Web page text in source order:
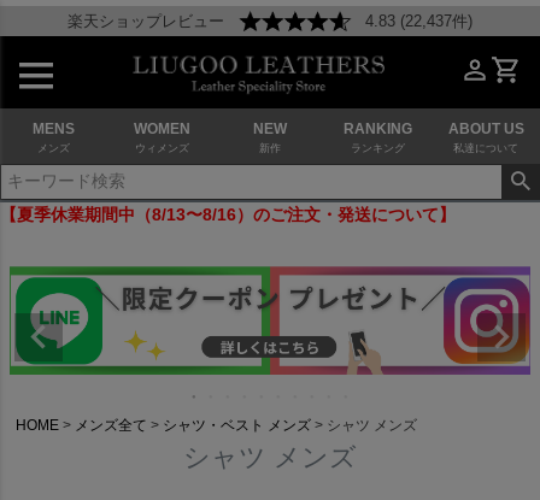
楽天ショップレビュー 4.83 (22,437件)
MENS
メンズ
WOMEN
ウィメンズ
NEW
新作
RANKING
ランキング
ABOUT US
私達について
【夏季休業期間中（8/13〜8/16）のご注文・発送について】
HOME メンズ全て シャツ・ベスト メンズ シャツ メンズ
シャツ メンズ